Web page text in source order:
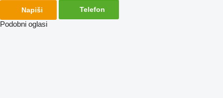
Napiši Telefon
Podobni oglasi